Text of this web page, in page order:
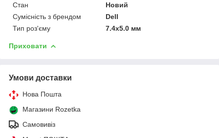
Стан
Новий
Сумісність з брендом
Dell
Тип роз'єму
7.4x5.0 мм
Приховати
Умови доставки
Нова Пошта
Магазини Rozetka
Самовивіз